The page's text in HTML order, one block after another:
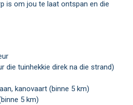
is om jou te laat ontspan en die
die tuinhekkie direk na die strand)
kanovaart (binne 5 km)
5 km)